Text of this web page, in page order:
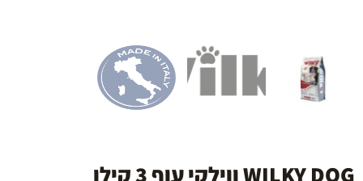
WILKY DOG ווילקי עוף 3 קילו